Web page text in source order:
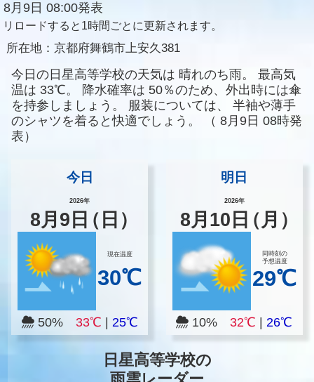
8月9日 08:00発表
リロードすると1時間ごとに更新されます。
所在地： 京都府舞鶴市上安久381
今日の日星高等学校の天気は 晴れのち雨。
最高気
温は 33℃。 降水確率は 50％のため、外出時には傘
を持参しましょう。
服装については、
半袖や薄手
のシャツを着ると快適でしょう。
（ 8月9日 08時発
表）
今日
2026年
8月 9 日（日）
現在温度
30℃
50% 33℃ 25℃
明日
2026年
8月 10 日（月）
同時刻の
予想温度
29℃
10% 32℃ |26℃
日星高等学校の